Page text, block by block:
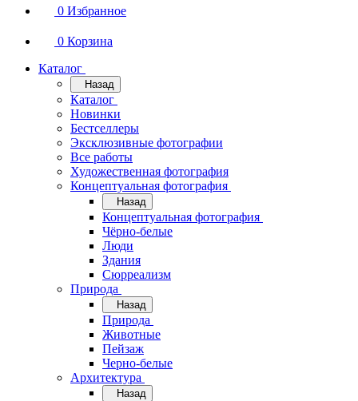
0 Избранное
0 Корзина
Каталог
Назад
Каталог
Новинки
Бестселлеры
Эксклюзивные фотографии
Все работы
Художественная фотография
Концептуальная фотография
Назад
Концептуальная фотография
Чёрно-белые
Люди
Здания
Сюрреализм
Природа
Назад
Природа
Животные
Пейзаж
Черно-белые
Архитектура
Назад